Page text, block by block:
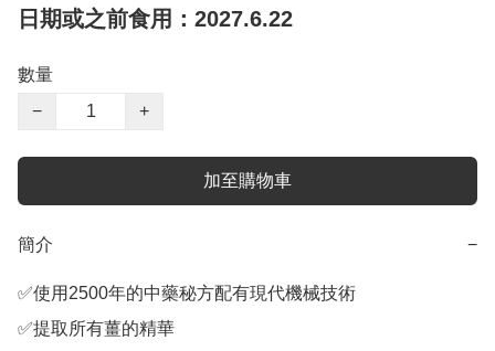
日期或之前食用：2027.6.22
數量
−
+
加至購物車
簡介 −
✅使用2500年的中藥秘方配有現代機械技術
✅提取所有薑的精華